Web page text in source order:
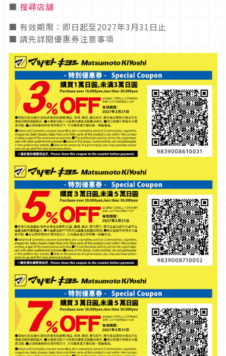
■ 搜尋店舖
■ 有效期限：即日起至2027年3月31日止
■ 請先詳閱優惠券注意事項